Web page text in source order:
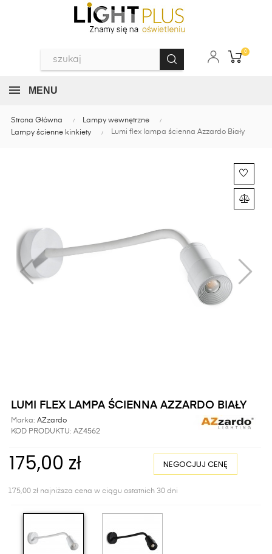
0
MENU
Strona Główna
Lampy wewnętrzne
Lampy ścienne kinkiety
Lumi flex lampa ścienna Azzardo Biały
LUMI FLEX LAMPA ŚCIENNA AZZARDO BIAŁY
Marka: AZzardo
KOD PRODUKTU: AZ4562
175,00 zł NEGOCJUJ CENĘ
175,00 zł najniższa cena w ciągu ostatnich 30 dni